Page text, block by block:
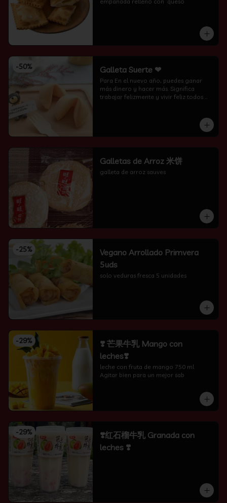
-50% Galleta Suerte ❤
Para En el nuevo año, puedes ganar
más dinero y hacer más. Significa
trabajar felizmente y vivir feliz todos
Galletas de Arroz 米饼
galleta de arroz sauves
-25%
Vegano Arrollado Primvera
5uds
solo veduras fresca 5 unidades
-29%
❣️ 芒果牛乳 Mango con
leches❣️
leche con fruta de mango 750 ml
Agitar bien para un mejor sab
-29%
❣️红石榴牛乳 Granada con
leches ❣️